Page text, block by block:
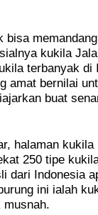
kukila
terbanyak
amat bernilai
buat
halaman
250 tipe
dari Indonesia
ini ialah
musnah.